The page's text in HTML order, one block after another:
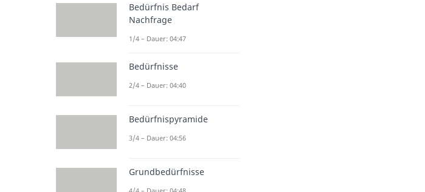
Bedürfnis Bedarf
Nachfrage
1/4 – Dauer: 04:47
Bedürfnisse
2/4 – Dauer: 04:40
Bedürfnispyramide
3/4 – Dauer: 04:56
Grundbedürfnisse